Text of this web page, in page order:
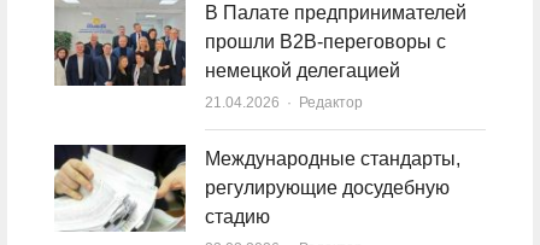
В Палате предпринимателей
прошли B2B-переговоры с
немецкой делегацией
21.04.2026 Author
Редактор
Международные стандарты,
регулирующие досудебную
стадию